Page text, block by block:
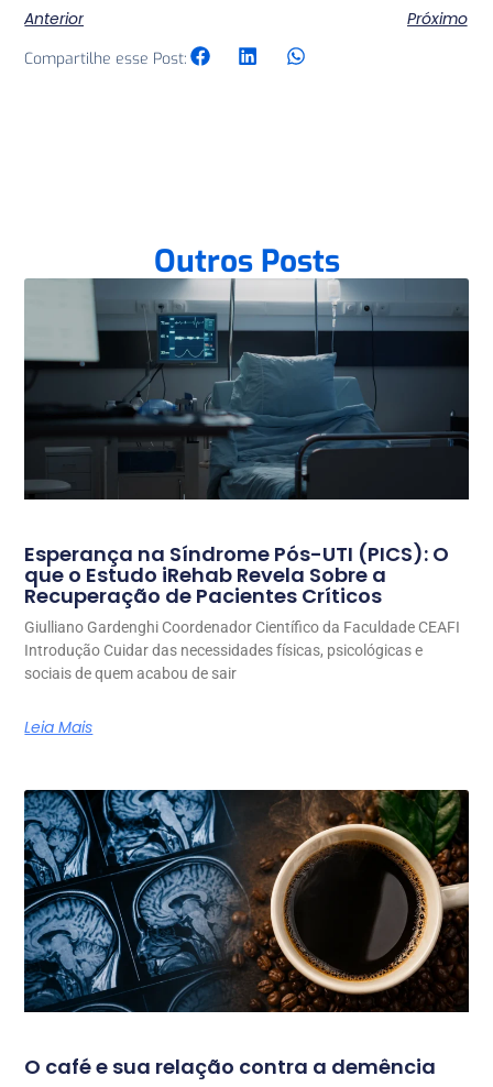
Anterior Próximo
Compartilhe esse Post:
Outros Posts
Esperança na Síndrome Pós-UTI (PICS): O
que o Estudo iRehab Revela Sobre a
Recuperação de Pacientes Críticos
Giulliano Gardenghi Coordenador Científico da Faculdade CEAFI
Introdução Cuidar das necessidades físicas, psicológicas e
sociais de quem acabou de sair
Leia Mais
O café e sua relação contra a demência